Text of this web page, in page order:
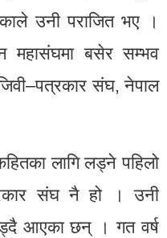
उनी पराजित भए ।
महासंघमा बसेर सम्भव
संघ, नेपाल
लागि लड्ने पहिलो
संघ नै हो । उनी
आएका छन् । गत वर्ष